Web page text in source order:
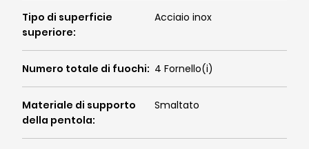
Tipo di superficie
superiore:
Acciaio inox
Numero totale di fuochi: 4 Fornello(i)
Materiale di supporto
della pentola:
Smaltato